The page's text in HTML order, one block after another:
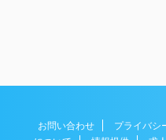
お問い合わせ プライバシ